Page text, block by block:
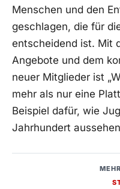
Menschen und den
geschlagen, die für
entscheidend ist. Mit
Angebote und dem
neuer Mitglieder ist
mehr als nur eine
Beispiel dafür, wie
Jahrhundert